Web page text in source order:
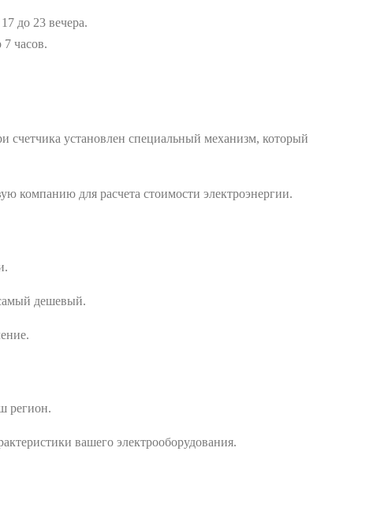
до 23 вечера.
часов.
счетчика установлен специальный механизм, который
компанию для расчета стоимости электроэнергии.
дешевый.
регион.
вашего электрооборудования.